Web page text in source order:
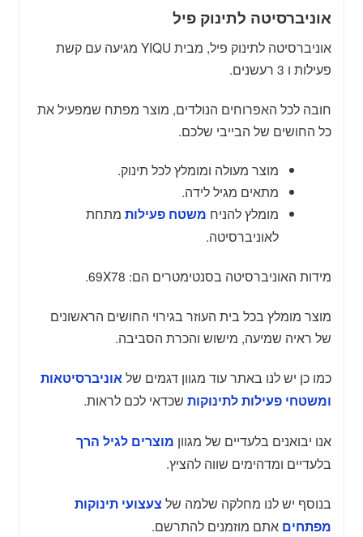
אוניברסיטה לתינוק פיל
אוניברסיטה לתינוק פיל, מבית YIQU מגיעה עם קשת
פעילות ו 3 רעשנים.
חובה לכל האפרוחים הנולדים, מוצר מפתח שמפעיל את
כל החושים של הבייבי שלכם.
מוצר מעולה ומומלץ לכל תינוק.
מתאים מגיל לידה.
מומלץ להניח משטח פעילותמתחת
לאוניברסיטה.
מידות האוניברסיטה בסנטימטרים הם: 69X78.
מוצר מומלץ בכל בית העוזר בגירוי החושים הראשונים
של ראיה שמיעה, מישוש והכרת הסביבה.
כמו כן יש לנו באתר עוד מגוון דגמים שלאוניברסיטאות
ומשטחי פעילות לתינוקותשכדאי לכם לראות.
אנו יבואנים בלעדיים של מגוון מוצרים לגיל הרך
בלעדיים ומדהימים שווה להציץ.
בנוסף יש לנו מחלקה שלמה של צעצועי תינוקות
מפתחים אתם מוזמנים להתרשם.